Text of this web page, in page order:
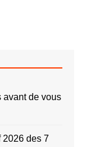
avant de vous
2026 des 7